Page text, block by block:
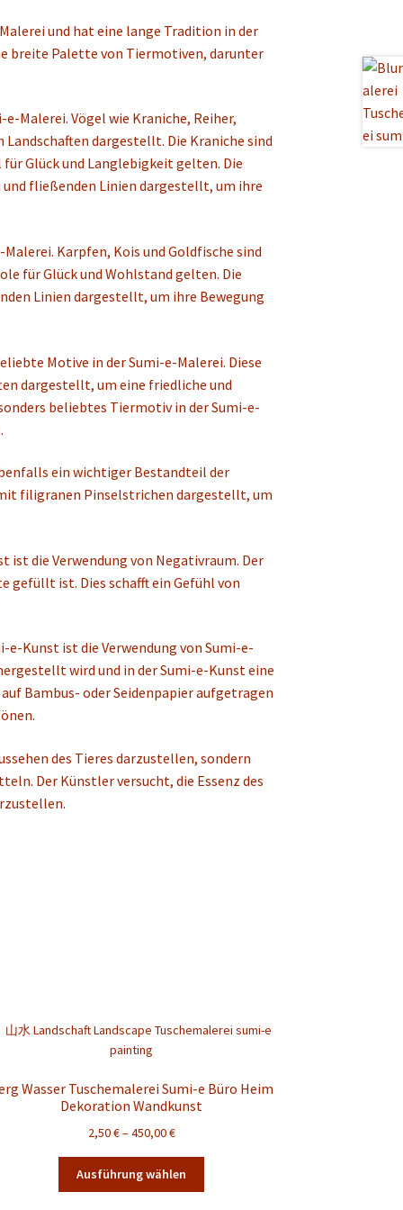
und hat eine lange Tradition in der
breite Palette von Tiermotiven, darunter
Malerei. Vögel wie Kraniche, Reiher,
dargestellt. Die Kraniche sind
Glück und Langlebigkeit gelten. Die
fließenden Linien dargestellt, um ihre
Karpfen, Kois und Goldfische sind
für Glück und Wohlstand gelten. Die
Linien dargestellt, um ihre Bewegung
Motive in der Sumi-e-Malerei. Diese
dargestellt, um eine friedliche und
beliebtes Tiermotiv in der Sumi-e-
ein wichtiger Bestandteil der
filigranen Pinselstrichen dargestellt, um
ist die Verwendung von Negativraum. Der
gefüllt ist. Dies schafft ein Gefühl von
Kunst ist die Verwendung von Sumi-e-
wird und in der Sumi-e-Kunst eine
Bambus- oder Seidenpapier aufgetragen
des Tieres darzustellen, sondern
Der Künstler versucht, die Essenz des
Wasser Tuschemalerei Sumi-e Büro Heim
Dekoration Wandkunst
2,50€–450,00€Preisspanne:
bis
450,00 €
Ausführung wählen